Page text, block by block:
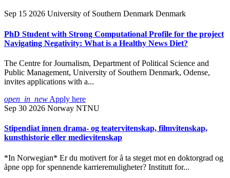
Sep 15 2026 University of Southern Denmark Denmark
PhD Student with Strong Computational Profile for the project
Navigating Negativity: What is a Healthy News Diet?
The Centre for Journalism, Department of Political Science and
Public Management, University of Southern Denmark, Odense,
invites applications with a...
open_in_new Apply here
Sep 30 2026 Norway NTNU
Stipendiat innen drama- og teatervitenskap, filmvitenskap,
kunsthistorie eller medievitenskap
*In Norwegian* Er du motivert for å ta steget mot en doktorgrad og
åpne opp for spennende karrieremuligheter? Institutt for...